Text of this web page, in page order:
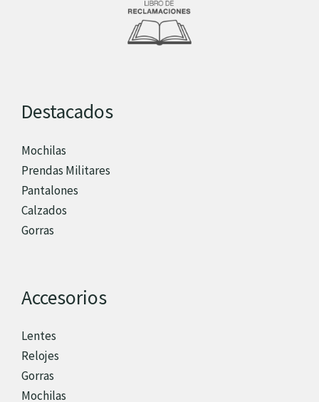
Destacados
Mochilas
Prendas Militares
Pantalones
Calzados
Gorras
Accesorios
Lentes
Relojes
Gorras
Mochilas